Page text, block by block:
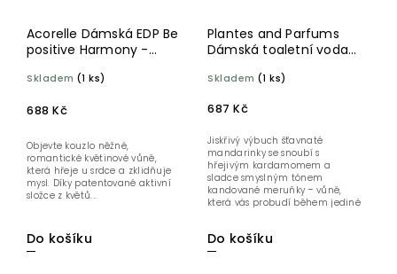
Acorelle Dámská EDP Be
positive Harmony -
Skladem (1 ks)
688 Kč
Do košíku
Objevte kouzlo něžné,
romantické květinové vůně,
která hřeje u srdce a zklidňuje
mysl. Díky patentované aktivní
složce z květů...
Plantes and Parfums
Dámská toaletní voda
ml
Skladem (1 ks)
687 Kč
Do košíku
Jiskřivý výbuch šťavnaté
mandarinky se snoubí s
hřejivým kardamomem a
sladce smyslným tónem
kandované meruňky – vůně,
která vás probudí během jediné